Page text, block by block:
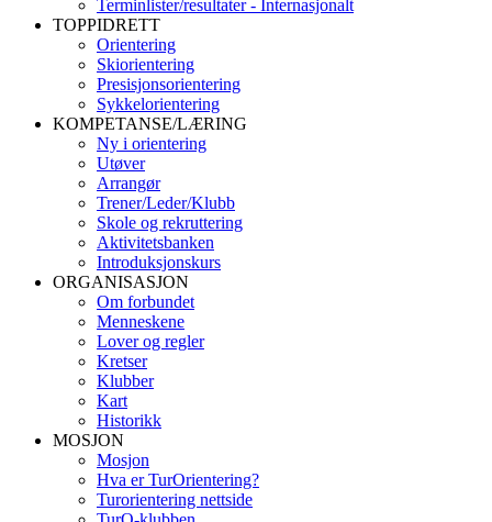
Terminlister/resultater - Internasjonalt
TOPPIDRETT
Orientering
Skiorientering
Presisjonsorientering
Sykkelorientering
KOMPETANSE/LÆRING
Ny i orientering
Utøver
Arrangør
Trener/Leder/Klubb
Skole og rekruttering
Aktivitetsbanken
Introduksjonskurs
ORGANISASJON
Om forbundet
Menneskene
Lover og regler
Kretser
Klubber
Kart
Historikk
MOSJON
Mosjon
Hva er TurOrientering?
Turorientering nettside